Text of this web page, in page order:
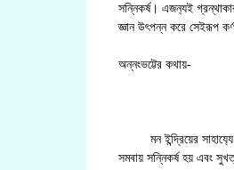
সন্নিকর্ষ। এজন‍্যই
জ্ঞান উৎপন্ন করে সেইরূপ
অন্নংভট্টের কথায়-
মন ইন্দ্রিয়ের সাহায‍্যে
সমবায় সন্নিকর্ষ হয় এবং